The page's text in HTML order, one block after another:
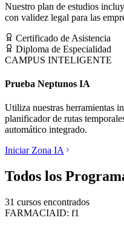
Nuestro plan de estudios
con validez legal para las
Certificado de Asistencia
Diploma de Especialidad
CAMPUS INTELIGENTE
Prueba Neptunos IA
Utiliza nuestras herramientas
planificador de rutas
automático integrado.
Iniciar Zona IA
Todos los
31 cursos encontrados
FARMACIAID: f1